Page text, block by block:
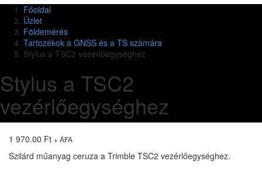
Főoldal
Üzlet
Földemérés
Tartozékok a GNSS és a TS számára
Stylus a TSC2 vezérlőegységhez
Stylus a TSC2
vezérlőegységhez
1 970.00 Ft + ÁFA
Szilárd műanyag ceruza a Trimble TSC2 vezérlőegységhez.